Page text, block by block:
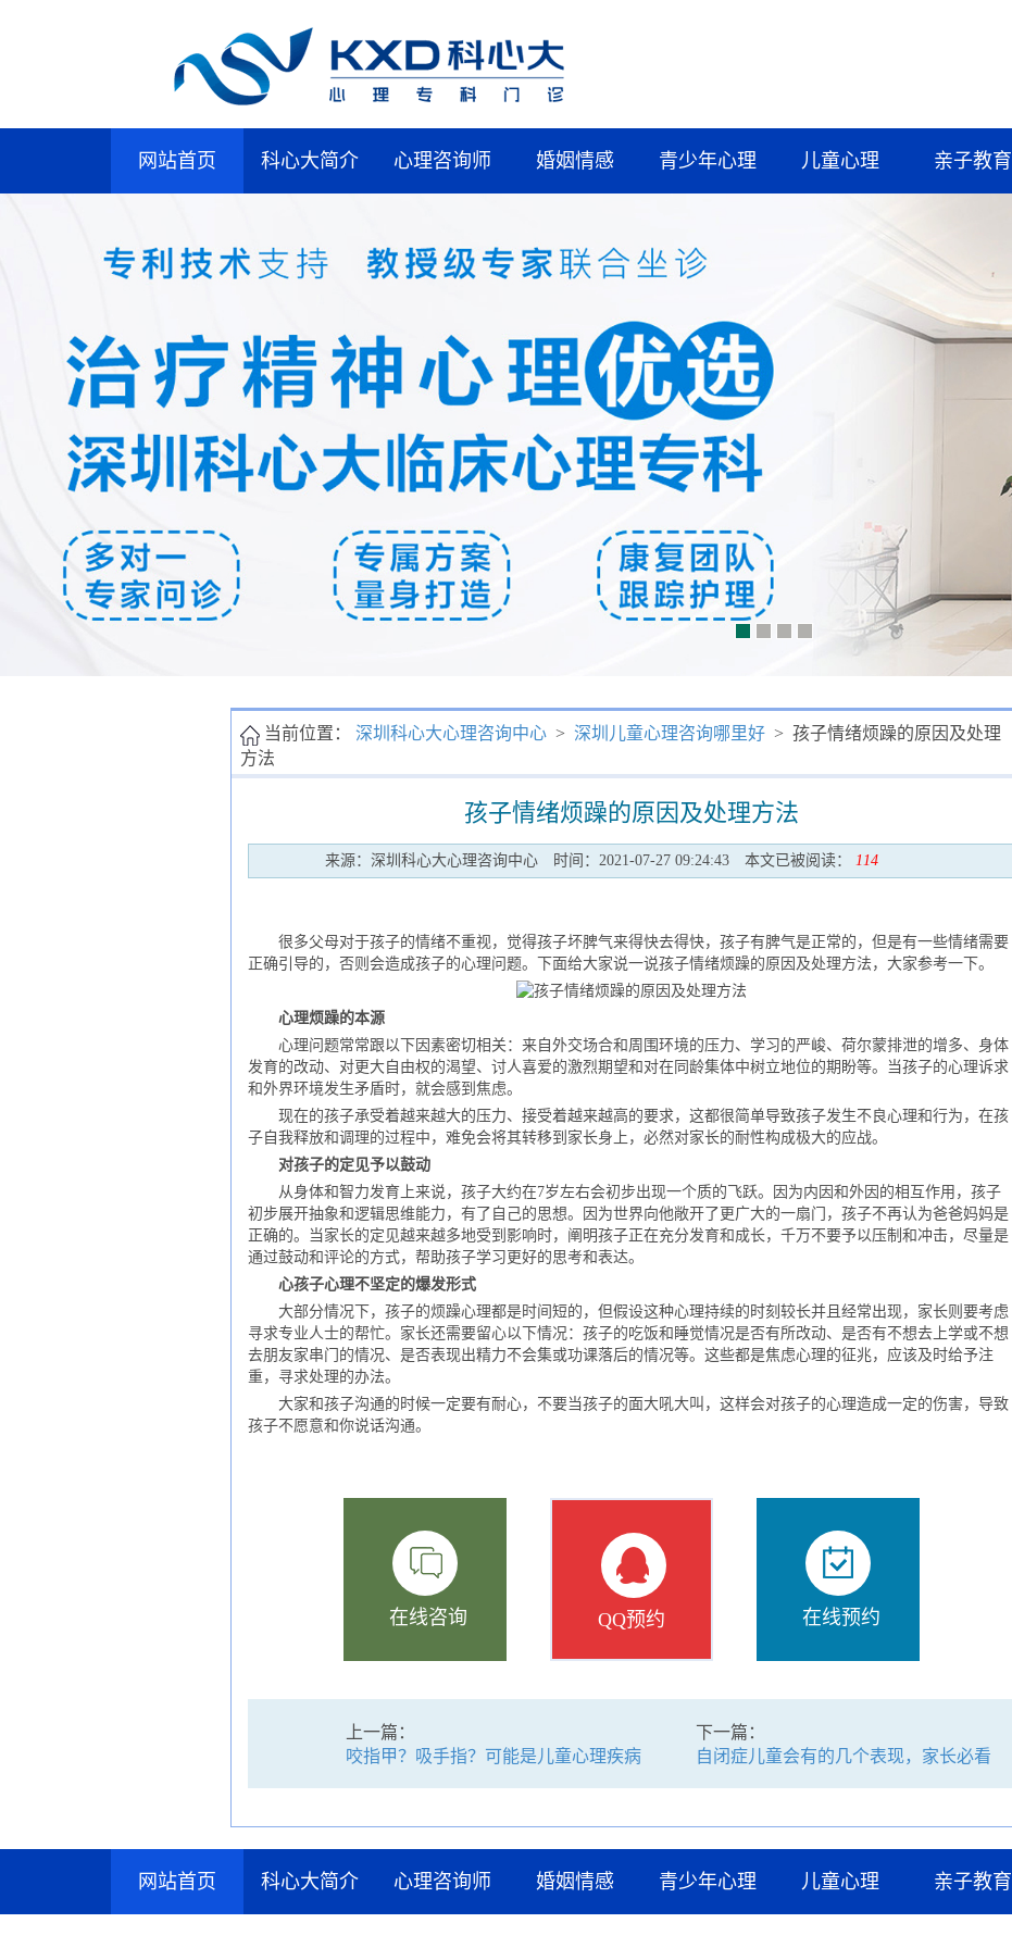
网站首页 科心大简介 心理咨询师 婚姻情感 青少年心理 儿童心理 亲子教育
当前位置： 深圳科心大心理咨询中心 > 深圳儿童心理咨询哪里好 > 孩子情绪烦躁的原因及处理
方法
孩子情绪烦躁的原因及处理方法
来源：深圳科心大心理咨询中心 时间：2021-07-27 09:24:43 本文已被阅读： 114
很多父母对于孩子的情绪不重视，觉得孩子坏脾气来得快去得快，孩子有脾气是正常的，但是有一些情绪需要
正确引导的，否则会造成孩子的心理问题。下面给大家说一说孩子情绪烦躁的原因及处理方法，大家参考一下。
心理烦躁的本源
心理问题常常跟以下因素密切相关：来自外交场合和周围环境的压力、学习的严峻、荷尔蒙排泄的增多、身体
发育的改动、对更大自由权的渴望、讨人喜爱的激烈期望和对在同龄集体中树立地位的期盼等。当孩子的心理诉求
和外界环境发生矛盾时，就会感到焦虑。
现在的孩子承受着越来越大的压力、接受着越来越高的要求，这都很简单导致孩子发生不良心理和行为，在孩
子自我释放和调理的过程中，难免会将其转移到家长身上，必然对家长的耐性构成极大的应战。
对孩子的定见予以鼓动
从身体和智力发育上来说，孩子大约在7岁左右会初步出现一个质的飞跃。因为内因和外因的相互作用，孩子
初步展开抽象和逻辑思维能力，有了自己的思想。因为世界向他敞开了更广大的一扇门，孩子不再认为爸爸妈妈是
正确的。当家长的定见越来越多地受到影响时，阐明孩子正在充分发育和成长，千万不要予以压制和冲击，尽量是
通过鼓动和评论的方式，帮助孩子学习更好的思考和表达。
心孩子心理不坚定的爆发形式
大部分情况下，孩子的烦躁心理都是时间短的，但假设这种心理持续的时刻较长并且经常出现，家长则要考虑
寻求专业人士的帮忙。家长还需要留心以下情况：孩子的吃饭和睡觉情况是否有所改动、是否有不想去上学或不想
去朋友家串门的情况、是否表现出精力不会集或功课落后的情况等。这些都是焦虑心理的征兆，应该及时给予注
重，寻求处理的办法。
大家和孩子沟通的时候一定要有耐心，不要当孩子的面大吼大叫，这样会对孩子的心理造成一定的伤害，导致
孩子不愿意和你说话沟通。
在线咨询 QQ预约 在线预约
上一篇：
咬指甲？吸手指？可能是儿童心理疾病
下一篇：
自闭症儿童会有的几个表现，家长必看
网站首页 科心大简介 心理咨询师 婚姻情感 青少年心理 儿童心理 亲子教育